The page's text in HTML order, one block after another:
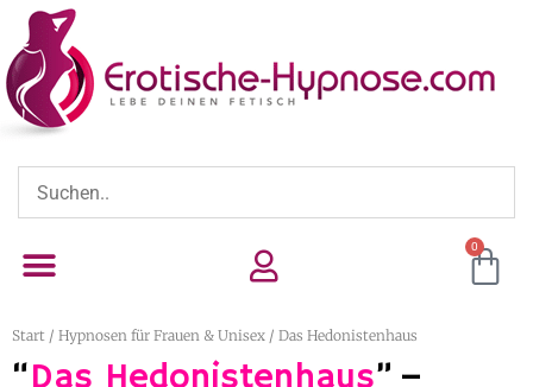
0
Start / Hypnosen für Frauen & Unisex / Das Hedonistenhaus
“Das Hedonistenhaus” –